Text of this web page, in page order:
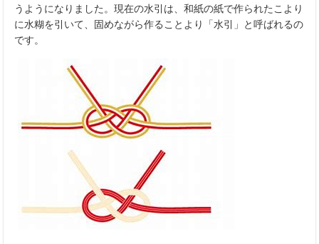
うようになりました。現在の水引は、和紙の紙で作られたこより
に水糊を引いて、固めながら作ることより「水引」と呼ばれるの
です。